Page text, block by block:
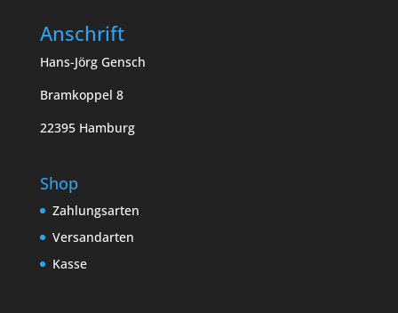
Anschrift
Hans-Jörg Gensch
Bramkoppel 8
22395 Hamburg
Shop
Zahlungsarten
Versandarten
Kasse